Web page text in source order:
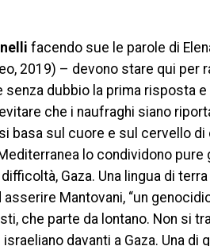
facendo sue le parole di
2019) – devono stare qui per
senza dubbio la prima risposta
che i naufraghi siano
basa sul cuore e sul cervello di
lo condividono pure
Gaza. Una lingua di
Mantovani, “un
che parte da lontano. Non si
davanti a Gaza. Una di